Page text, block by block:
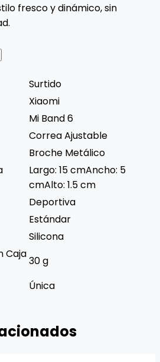
fresco y dinámico, sin
Surtido
Xiaomi
Mi Band 6
Correa Ajustable
Broche Metálico
Largo: 15 cmAncho: 5
cmAlto: 1.5 cm
Deportiva
Estándar
Silicona
Caja
30 g
Única